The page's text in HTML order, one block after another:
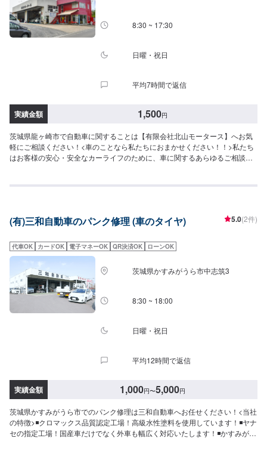
時の注意、受付方法-----入庫の際はお気をつけてお越しください。駐車スペー
スは事務所前の空いているスペースに駐車してください。受付はスタッフへ
「メンテモで予約しました」とお伝えください。ご案内いたします。【定休
8:30 ~ 17:30
日曜・祝日
平均7時間で返信
実績金額 1,500円
茨城県龍ヶ崎市で自動車に関することは【有限会社北山モータース】へお気
軽にご相談ください！<車のことなら私たちにおまかせください！！>私たち
はお客様の安心・安全なカーライフのために、車に関するあらゆるご相談に
ンス、修理、保険相談まであらゆるご要望にお応えします。これからも信頼
せ【2】お見積り【3】お見積りにご納得いただければ作業開始【4】仕上が
談)納期は前後する場合がございます。予めご了承ください。-----ご来店時の
注意、受付方法-----入庫の際はお気をつけてお越しください。駐車スペースは
事務所前の空いているスペースに駐車してください。受付はスタッフへ「メ
ンテモで予約しました」とお伝えください。ご案内いたします。【定休日・
営業時間】定休日：日曜日、祝日、第二土曜日営業時間：8:30~17:30
(有)三和自動車のパンク修理 (車のタイヤ) 5.0(2件)
代車OK カードOK 電子マネーOK QR決済OK ローンOK
茨城県かすみがうら市中志筑3
8:30 ~ 18:00
日曜・祝日
平均12時間で返信
実績金額 1,000円〜5,000円
茨城県かすみがうら市でのパンク修理は三和自動車へお任せください！<当社
の特徴>◾クロマックス品質認定工場！高級水性塗料を使用しています！◾ヤナ
セの指定工場！国産車だけでなく外車も幅広く対応いたします！◾かすみがう